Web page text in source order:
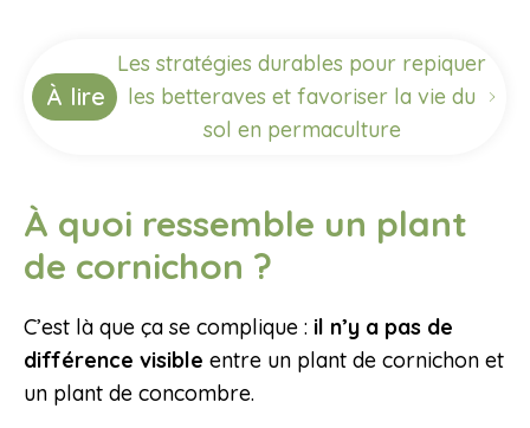
À lire
Les stratégies durables pour repiquer
les betteraves et favoriser la vie du
sol en permaculture
À quoi ressemble un plant
de cornichon ?
C’est là que ça se complique : il n’y a pas de
différence visible entre un plant de cornichon et
un plant de concombre.